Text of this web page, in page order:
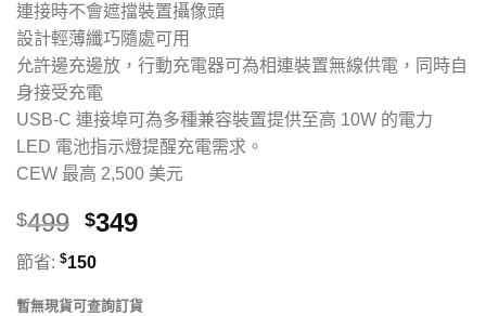
連接時不會遮擋裝置攝像頭
設計輕薄纖巧隨處可用
允許邊充邊放，行動充電器可為相連裝置無線供電，同時自
身接受充電
USB-C 連接埠可為多種兼容裝置提供至高 10W 的電力
LED 電池指示燈提醒充電需求。
CEW 最高 2,500 美元
$499 $349
節省: $150
暫無現貨可查詢訂貨